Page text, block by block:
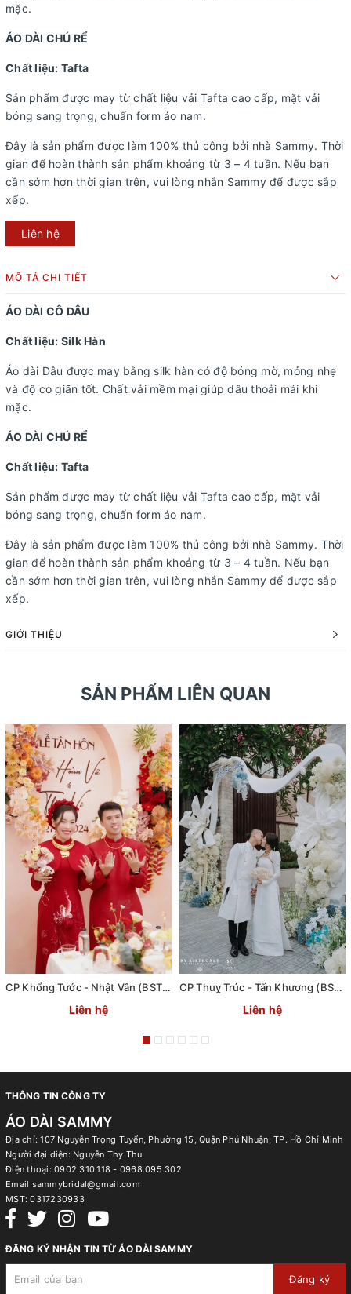
mặc.
ÁO DÀI CHÚ RỂ
Chất liệu: Tafta
Sản phẩm được may từ chất liệu vải Tafta cao cấp, mặt vải
bóng sang trọng, chuẩn form áo nam.
Đây là sản phẩm được làm 100% thủ công bởi nhà Sammy. Thời
gian để hoàn thành sản phẩm khoảng từ 3 – 4 tuần. Nếu bạn
cần sớm hơn thời gian trên, vui lòng nhắn Sammy để được sắp
xếp.
Liên hệ
MÔ TẢ CHI TIẾT
ÁO DÀI CÔ DÂU
Chất liệu: Silk Hàn
Áo dài Dâu được may bằng silk hàn có độ bóng mờ, mỏng nhẹ
và độ co giãn tốt. Chất vải mềm mại giúp dâu thoải mái khi
mặc.
ÁO DÀI CHÚ RỂ
Chất liệu: Tafta
Sản phẩm được may từ chất liệu vải Tafta cao cấp, mặt vải
bóng sang trọng, chuẩn form áo nam.
Đây là sản phẩm được làm 100% thủ công bởi nhà Sammy. Thời
gian để hoàn thành sản phẩm khoảng từ 3 – 4 tuần. Nếu bạn
cần sớm hơn thời gian trên, vui lòng nhắn Sammy để được sắp
xếp.
GIỚI THIỆU
SẢN PHẨM LIÊN QUAN
CP Khổng Tước - Nhật Vân (BST Thượng Uyển 2 - AD Uyên Ương)
Liên hệ
CP Thuỵ Trúc - Tấn Khương (BST Uyển Ân - AD Uyên Ương)
Liên hệ
THÔNG TIN CÔNG TY
ÁO DÀI SAMMY
Địa chỉ: 107 Nguyễn Trọng Tuyển, Phường 15, Quận Phú Nhuận, TP. Hồ Chí Minh
Người đại diện: Nguyễn Thy Thu
Điện thoại: 0902.310.118 - 0968.095.302
Email sammybridal@gmail.com
MST:0317230933
ĐĂNG KÝ NHẬN TIN TỪ ÁO DÀI SAMMY
Đăng ký